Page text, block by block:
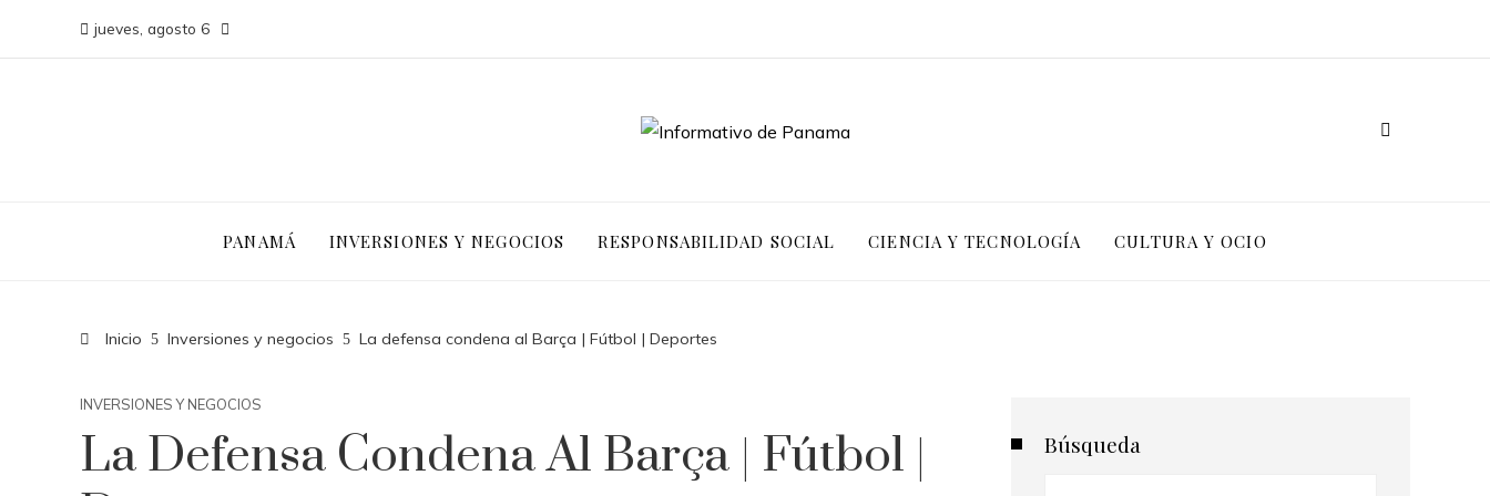
jueves, agosto 6
PANAMÁ INVERSIONES Y NEGOCIOS RESPONSABILIDAD SOCIAL CIENCIA Y TECNOLOGÍA CULTURA Y OCIO
Inicio Inversiones y negocios La defensa condena al Barça | Fútbol | Deportes
INVERSIONES Y NEGOCIOS
La Defensa Condena Al Barça | Fútbol |
Búsqueda